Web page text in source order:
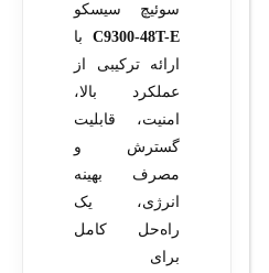
سوئیچ سیسکو
C9300-48T-Eبا
ارائه ترکیبی از
عملکرد بالا،
امنیت، قابلیت
گسترش و
مصرف بهینه
انرژی، یک
راه‌حل کامل
برای